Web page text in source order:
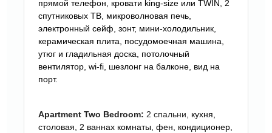
прямой телефон, кровати king-size или TWIN, 2
спутниковых ТВ, микроволновая печь,
электронный сейф, зонт, мини-холодильник,
керамическая плита, посудомоечная машина,
утюг и гладильная доска, потолочный
вентилятор, wi-fi, шезлонг на балконе, вид на
порт.
Apartment Two Bedroom: 2 спальни, кухня,
столовая, 2 ваннах комнаты, фен, кондиционер,